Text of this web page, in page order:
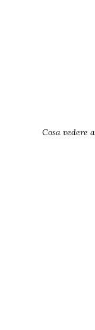
Cosa vedere